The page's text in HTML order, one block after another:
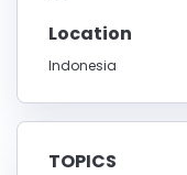
Location
Indonesia
TOPICS